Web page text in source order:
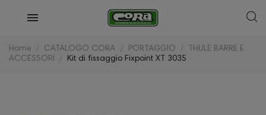
Home CATALOGO CORA PORTAGGIO
THULE BARRE E
ACCESSORI
Kit di fissaggio Fixpoint XT 3035